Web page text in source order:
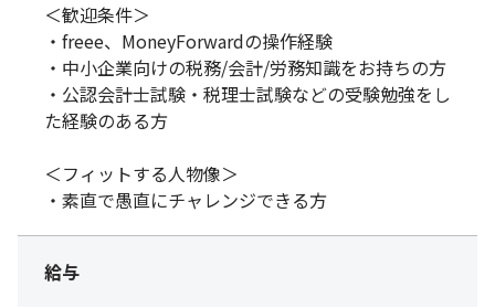
＜歓迎条件＞
・freee、MoneyForwardの操作経験
・中小企業向けの税務/会計/労務知識をお持ちの方
・公認会計士試験・税理士試験などの受験勉強をし
た経験のある方
＜フィットする人物像＞
・素直で愚直にチャレンジできる方
給与